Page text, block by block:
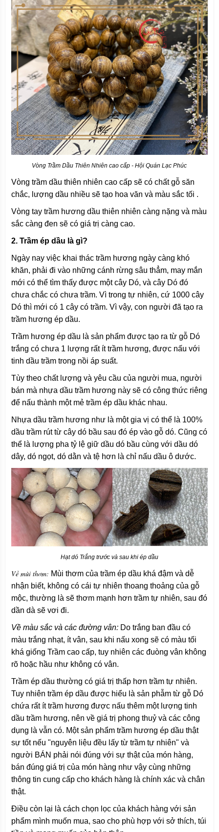
Vòng Trầm Dầu Thiên Nhiên cao cấp - Hội Quán Lạc Phúc
Vòng trầm dầu thiên nhiên cao cấp sẽ có chất gỗ săn
chắc, lượng dầu nhiều sẽ tạo hoa văn và màu sắc tối .
Vòng tay trầm hương dầu thiên nhiên càng nặng và màu
sắc càng đen sẽ có giá trị càng cao.
2. Trầm ép dầu là gì?
Ngày nay việc khai thác trầm hương ngày càng khó
khăn, phải đi vào những cánh rừng sâu thẳm, may mắn
mới có thể tìm thấy được một cây Dó, và cây Dó đó
chưa chắc có chưa trầm. Vì trong tự nhiên, cứ 1000 cây
Dó thì mới có 1 cây có trầm. Vì vậy, con người đã tạo ra
trầm hương ép dầu.
Trầm hương ép dầu là sản phẩm được tạo ra từ gỗ Dó
trắng có chưa 1 lượng rất ít trầm hương, được nấu với
tinh dầu trầm trong nồi áp suất.
Tùy theo chất lượng và yêu cầu của người mua, người
bán mà nhựa dầu trầm hương này sẽ có công thức riêng
để nấu thành một mẻ trầm ép dầu khác nhau.
Nhựa dầu trầm hương như là một gia vị có thể là 100%
dầu trầm rút từ cây dó bầu sau đó ép vào gỗ dó. Cũng có
thể là lượng pha tỷ lệ giữ dầu dó bầu cùng với dầu dó
dây, dó ngọt, dó dằn và tệ hơn là chỉ nấu dầu ô dước.
Hạt dó Trắng trước và sau khi ép dầu
Về mùi thơm: Mùi thơm của trầm ép dầu khá đậm và dễ
nhận biết, không có cái tự nhiên thoang thoảng của gỗ
mộc, thường là sẽ thơm mạnh hơn trầm tự nhiên, sau đó
dần dà sẽ vơi đi.
Về màu sắc và các đường vân: Do trắng ban đầu có
màu trắng nhạt, ít vân, sau khi nấu xong sẽ có màu tối
khá giống Trầm cao cấp, tuy nhiên các đuòng vân không
rõ hoặc hầu như không có vân.
Trầm ép dầu thường có giá trị thấp hơn trầm tự nhiên.
Tuy nhiên trầm ép dầu được hiểu là sản phẫm từ gỗ Dó
chứa rất ít trầm hương được nấu thêm một lượng tinh
dầu trầm hương, nên về giá trị phong thuỷ và các công
dụng là vẫn có. Một sản phẩm trầm hương ép dầu thật
sự tốt nếu "nguyên liệu đều lấy từ trầm tự nhiên" và
người BÁN phải nói đúng với sự thật của món hàng,
bán đúng giá trị của món hàng như vậy cùng những
thông tin cung cấp cho khách hàng là chính xác và chân
thật.
Điều còn lại là cách chọn lọc của khách hàng với sản
phẩm mình muốn mua, sao cho phù hợp với sở thích, túi